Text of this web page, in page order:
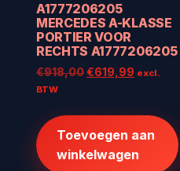
A1777206205
MERCEDES A-KLASSE
PORTIER VOOR
RECHTS A1777206205
€918,00Oorspronkelijke
€619,99 Huidige
€619,99.
excl.
BTW
Toevoegen aan
winkelwagen